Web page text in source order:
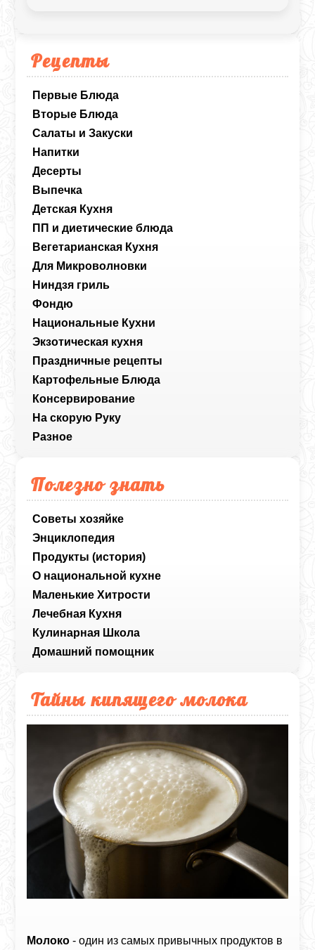
Рецепты
Первые Блюда
Вторые Блюда
Салаты и Закуски
Напитки
Десерты
Выпечка
Детская Кухня
ПП и диетические блюда
Вегетарианская Кухня
Для Микроволновки
Ниндзя гриль
Фондю
Национальные Кухни
Экзотическая кухня
Праздничные рецепты
Картофельные Блюда
Консервирование
На скорую Руку
Разное
Полезно знать
Советы хозяйке
Энциклопедия
Продукты (история)
О национальной кухне
Маленькие Хитрости
Лечебная Кухня
Кулинарная Школа
Домашний помощник
Тайны кипящего молока
Молоко - один из самых привычных продуктов в